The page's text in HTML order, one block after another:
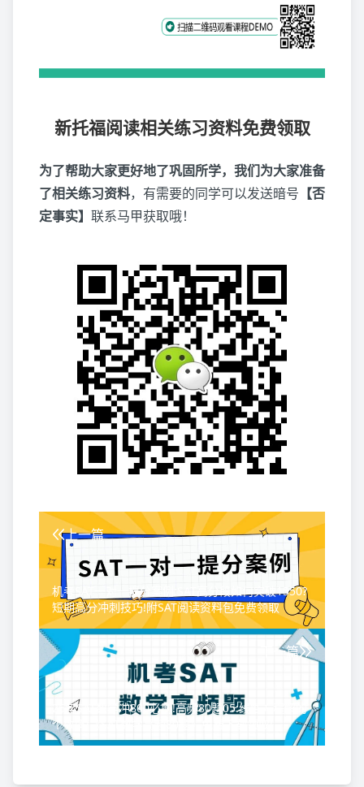
新托福阅读相关练习资料免费领取
为了帮助大家更好地了巩固所学，我们为大家准备
了相关练习资料，有需要的同学可以发送暗号 【否
定事实】 联系马甲获取哦！
上一篇
机考SAT一对一提分案例:SAT高分段如何突破1550?
短期高分冲刺技巧!附SAT阅读资料包免费领取
下一篇
26年SAT数学冲800必刷!高频80题05:线性方程解的
个数!附《SAT数学高频80题》免费下载领取!